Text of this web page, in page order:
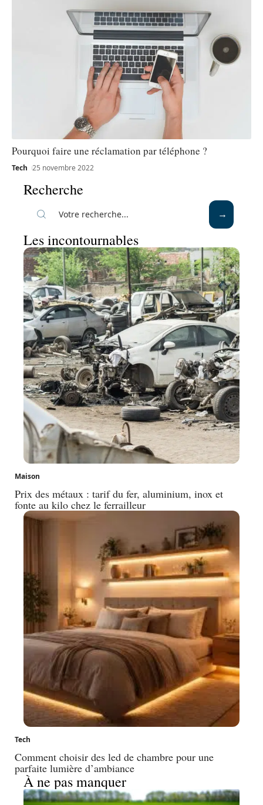
Pourquoi faire une réclamation par téléphone ?
Tech 25 novembre 2022
Recherche
Les incontournables
Maison
Prix des métaux : tarif du fer, aluminium, inox et
fonte au kilo chez le ferrailleur
Tech
Comment choisir des led de chambre pour une
parfaite lumière d’ambiance
À ne pas manquer